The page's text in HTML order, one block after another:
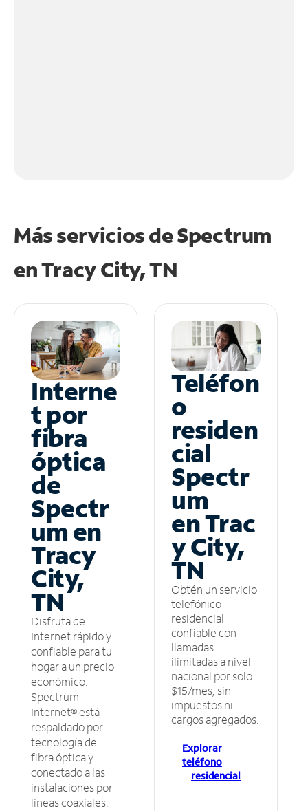
Más servicios de Spectrum
enTracy City, TN
Interne
t por
fibra
óptica
de
Spectr
um en
Tracy
City,
TN
Disfruta de
Internet rápido y
confiable para tu
hogar a un precio
económico.
Spectrum
Internet® está
respaldado por
tecnología de
fibra óptica y
conectado a las
instalaciones por
líneas coaxiales.
Teléfon
o
residen
cial
Spectr
um
en Trac
y City,
TN
Obtén un servicio
telefónico
residencial
confiable con
llamadas
ilimitadas a nivel
nacional por solo
$15/mes, sin
impuestos ni
cargos agregados.
Explorar
teléfono
residencial